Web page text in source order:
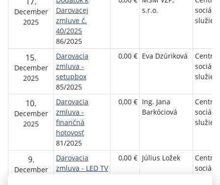
December
2025
Darovacej
zmluve č.
40/2025
86/2025
s.r.o.
služieb
15.
December
2025
Darovacia
zmluva -
setupbox
85/2025
0,00 € Eva Dzúriková
služieb
10.
December
2025
Darovacia
zmluva -
finančná
hotovosť
81/2025
0,00 € Ing. Jana
Barkóciová
služieb
9.
December
Darovacia
zmluva - LED TV
0,00 € Július Ložek